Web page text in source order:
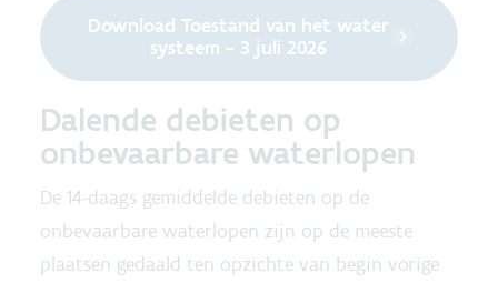
Download Toestand van het water
systeem - 3 juli 2026
Dalende debieten op
onbevaarbare waterlopen
De 14-daags gemiddelde debieten op de
onbevaarbare waterlopen zijn op de meeste
plaatsen gedaald ten opzichte van begin vorige